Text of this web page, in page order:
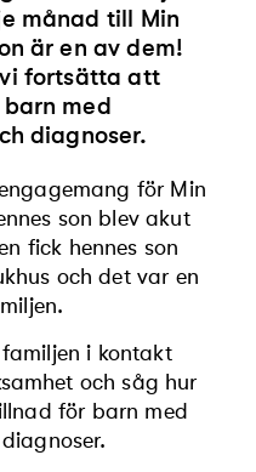
månad till Min
är en av dem!
vi fortsätta att
med
diagnoser.
för Min
son blev akut
fick hennes son
och det var en
i kontakt
och såg hur
för barn med